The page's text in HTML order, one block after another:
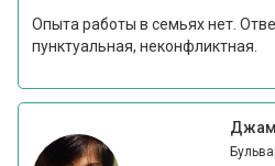
Опыта работы в семьях нет.
пунктуальная, неконфликтная.